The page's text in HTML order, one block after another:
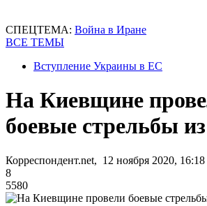
СПЕЦТЕМА: Война в Иране
ВСЕ ТЕМЫ
Вступление Украины в ЕС
На Киевщине
боевые стрельбы
Корреспондент.net, 12 ноября 2020, 16:18
8
5580